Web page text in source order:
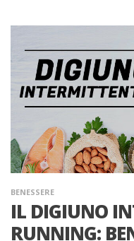
BENESSERE
IL DIGIUNO
RUNNING: